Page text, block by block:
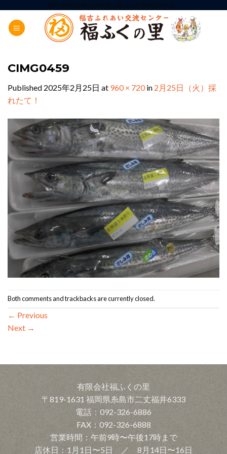
content
ADD ANYTHING HERE OR JUST REMOVE IT...
CIMG0459
Published 2025年2月25日 at 960 × 720in 2月25日（火）採
れたて！
Both comments and trackbacks are currently closed.
← Previous
Next →
有限会社福ふくの里
〒819-1631 福岡県糸島市二丈福井6333
電話：092-326-6886
FAX：092-326-6888
営業時間：午前9時〜午後17時まで
店休日：1月1日〜5日 ／ 8月14日〜16日